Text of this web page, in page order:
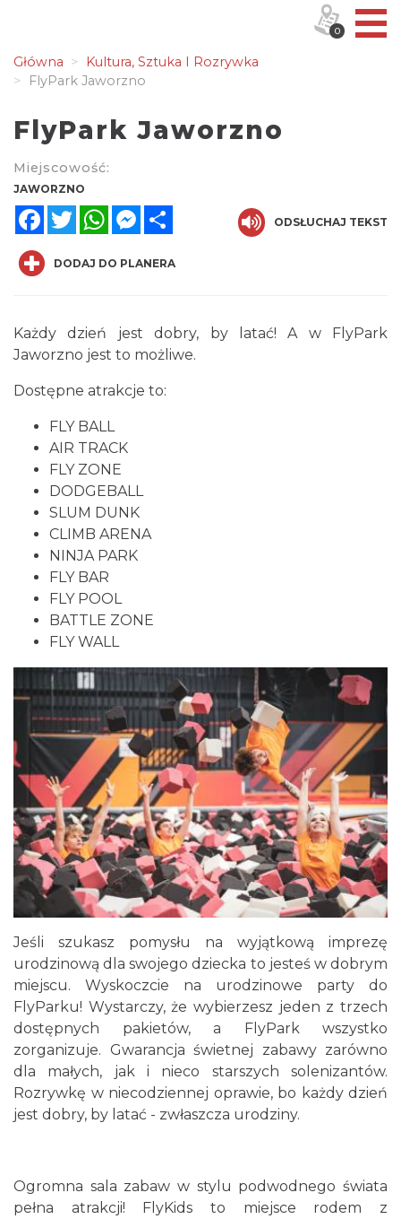
Główna
Kultura, Sztuka I Rozrywka
FlyPark Jaworzno
FlyPark Jaworzno
Miejscowość:
JAWORZNO
FacebookTwitterWhatsAppMessenger
ODSŁUCHAJ TEKST
DODAJ DO PLANERA
Każdy dzień jest dobry, by latać! A w FlyPark
Jaworzno jest to możliwe.
Dostępne atrakcje to:
FLY BALL
AIR TRACK
FLY ZONE
DODGEBALL
SLUM DUNK
CLIMB ARENA
NINJA PARK
FLY BAR
FLY POOL
BATTLE ZONE
FLY WALL
Jeśli szukasz pomysłu na wyjątkową imprezę
urodzinową dla swojego dziecka to jesteś w dobrym
miejscu. Wyskoczcie na urodzinowe party do
FlyParku! Wystarczy, że wybierzesz jeden z trzech
dostępnych pakietów, a FlyPark wszystko
zorganizuje. Gwarancja świetnej zabawy zarówno
dla małych, jak i nieco starszych solenizantów.
Rozrywkę w niecodziennej oprawie, bo każdy dzień
jest dobry, by latać - zwłaszcza urodziny.
Ogromna sala zabaw w stylu podwodnego świata
pełna atrakcji! FlyKids to miejsce rodem z
0